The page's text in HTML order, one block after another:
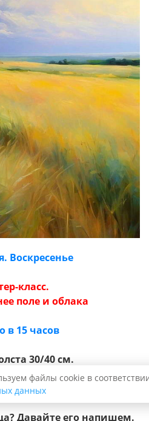
Воскресенье
класс.
поле и облака
в 15 часов
30/40 см.
3,5 часа.
Давайте его напишем.
файлы cookie в
данных